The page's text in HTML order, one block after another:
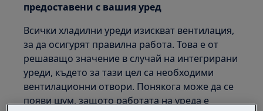
предоставени с вашия уред
Всички хладилни уреди изискват вентилация,
за да осигурят правилна работа. Това е от
решаващо значение в случай на интегрирани
уреди, където за тази цел са необходими
вентилационни отвори. Понякога може да се
появи шум, защото работата на уреда е